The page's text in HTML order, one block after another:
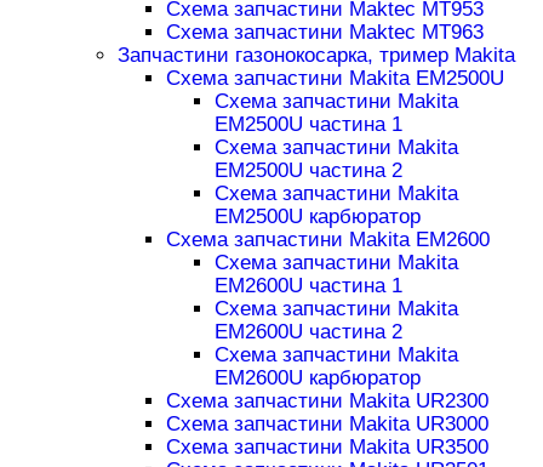
Схема запчастини Maktec MT953
Схема запчастини Maktec MT963
Запчастини газонокосарка, тример Makita
Схема запчастини Makita EM2500U
Схема запчастини Makita
EM2500U частина 1
Схема запчастини Makita
EM2500U частина 2
Схема запчастини Makita
EM2500U карбюратор
Схема запчастини Makita EM2600
Схема запчастини Makita
EM2600U частина 1
Схема запчастини Makita
EM2600U частина 2
Схема запчастини Makita
EM2600U карбюратор
Схема запчастини Makita UR2300
Схема запчастини Makita UR3000
Схема запчастини Makita UR3500